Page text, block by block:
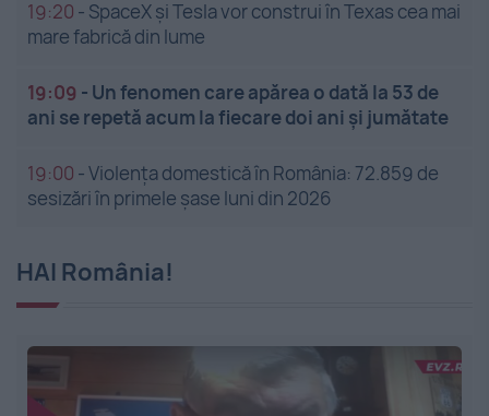
19:20 - SpaceX și Tesla vor construi în Texas cea mai
mare fabrică din lume
19:09 - Un fenomen care apărea o dată la 53 de
ani se repetă acum la fiecare doi ani și jumătate
19:00 -Violența domestică în România: 72.859 de
sesizări în primele șase luni din 2026
HAI România!